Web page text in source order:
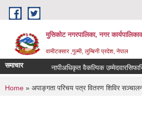
Skip to main content
मुसिकोट नगरपालिका, नगर
वामीटक्सार ,गुल्मी, लुम्बिनी प्रदेश, नेपाल
समाचार नापीअधिकृत वैकल्पिक उम्मेदवारसिफारिस
You are here
Home » अपाङ्‍गता परिचय पत्र वितरण शिविर